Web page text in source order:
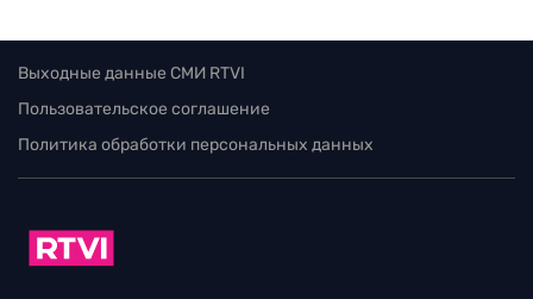
Выходные данные СМИ RTVI
Пользовательское соглашение
Политика обработки персональных данных